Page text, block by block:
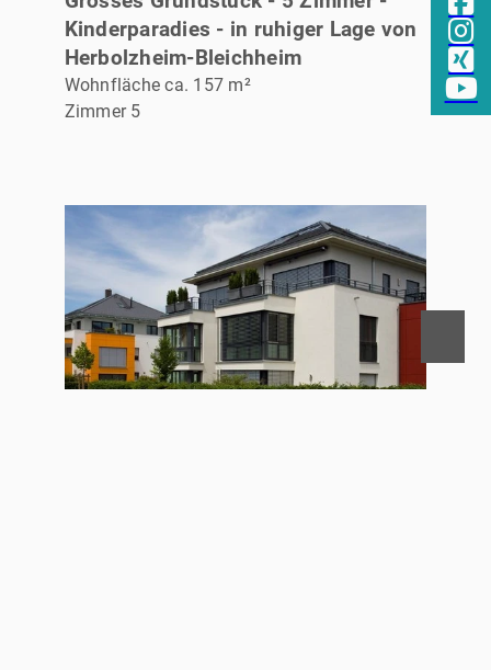
Kinderparadies - in ruhiger Lage von
Herbolzheim-Bleichheim
Wohnfläche ca. 157 m²
Zimmer 5